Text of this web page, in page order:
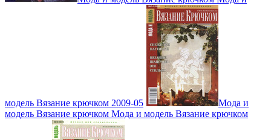
модель Вязание крючком 2009-05
Мода и
модель Вязание крючком Мода и модель Вязание крючком